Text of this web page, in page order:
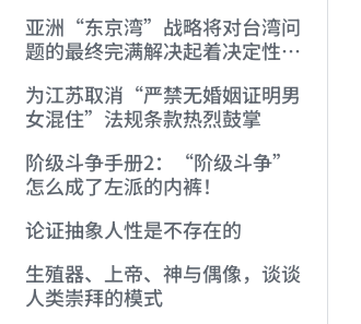
亚洲“东京湾”战略将对台湾问
题的最终完满解决起着决定性的
为江苏取消“严禁无婚姻证明男
女混住”法规条款热烈鼓掌
阶级斗争手册2：“阶级斗争”
怎么成了左派的内裤！
论证抽象人性是不存在的
生殖器、上帝、神与偶像，谈谈
人类崇拜的模式